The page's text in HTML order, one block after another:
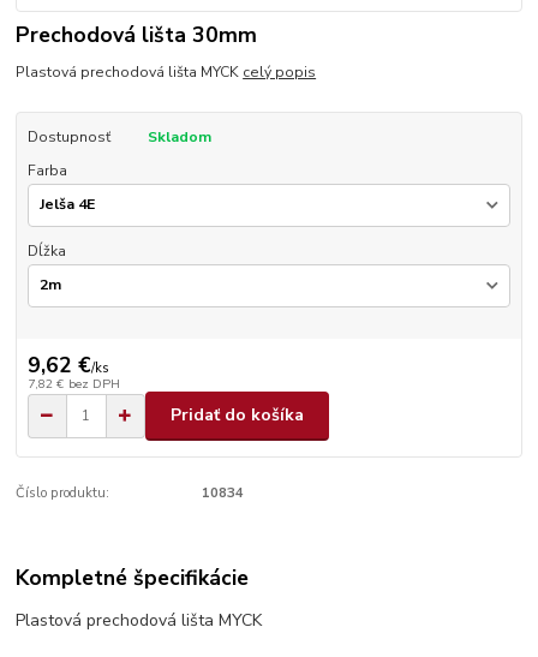
Prechodová lišta 30mm
Plastová prechodová lišta MYCK celý popis
Dostupnosť
Skladom
Farba
Dĺžka
9,62 €/ks
7,82 € bez DPH
Pridať do košíka
Číslo produktu: 10834
Kompletné špecifikácie
Plastová prechodová lišta MYCK